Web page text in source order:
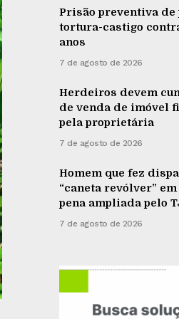
Prisão preventiva de
tortura-castigo
anos
7 de agosto de 2026
Herdeiros devem
de venda de imóvel
pela proprietária
7 de agosto de 2026
Homem que fez
“caneta revólver”
pena ampliada pelo
7 de agosto de 2026